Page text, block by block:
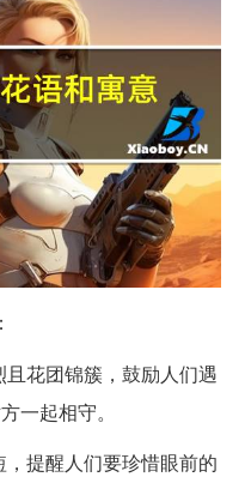
花团锦簇，鼓励人们遇
一起相守。
提醒人们要珍惜眼前的